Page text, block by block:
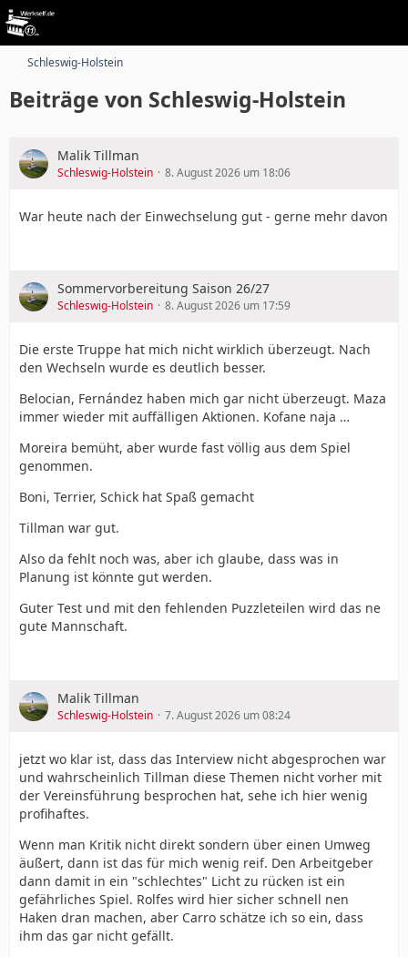
Schleswig-Holstein
Beiträge von Schleswig-Holstein
Malik Tillman
Schleswig-Holstein 8. August 2026 um 18:06
War heute nach der Einwechselung gut - gerne mehr davon
Sommervorbereitung Saison 26/27
Schleswig-Holstein 8. August 2026 um 17:59
Die erste Truppe hat mich nicht wirklich überzeugt. Nach
den Wechseln wurde es deutlich besser.
Belocian, Fernández haben mich gar nicht überzeugt. Maza
immer wieder mit auffälligen Aktionen. Kofane naja …
Moreira bemüht, aber wurde fast völlig aus dem Spiel
genommen.
Boni, Terrier, Schick hat Spaß gemacht
Tillman war gut.
Also da fehlt noch was, aber ich glaube, dass was in
Planung ist könnte gut werden.
Guter Test und mit den fehlenden Puzzleteilen wird das ne
gute Mannschaft.
Malik Tillman
Schleswig-Holstein 7. August 2026 um 08:24
jetzt wo klar ist, dass das Interview nicht abgesprochen war
und wahrscheinlich Tillman diese Themen nicht vorher mit
der Vereinsführung besprochen hat, sehe ich hier wenig
profihaftes.
Wenn man Kritik nicht direkt sondern über einen Umweg
äußert, dann ist das für mich wenig reif. Den Arbeitgeber
dann damit in ein "schlechtes" Licht zu rücken ist ein
gefährliches Spiel. Rolfes wird hier sicher schnell nen
Haken dran machen, aber Carro schätze ich so ein, dass
ihm das gar nicht gefällt.